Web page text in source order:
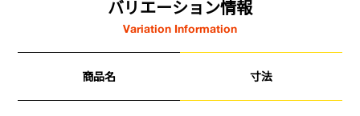
バリエーション情報
Variation Information
商品名 寸法